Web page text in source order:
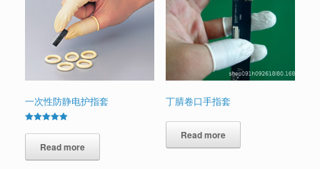
一次性防静电护指套
5.00
out of 5Read more
丁腈卷口手指套
Read more